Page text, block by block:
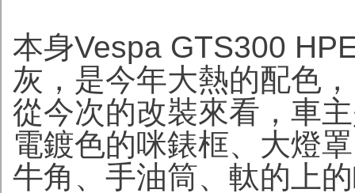
本身Vespa GTS300
灰，是今年大熱的配色
從今次的改裝來看，車
電鍍色的咪錶框、大燈
牛角、手油筒、軚的上